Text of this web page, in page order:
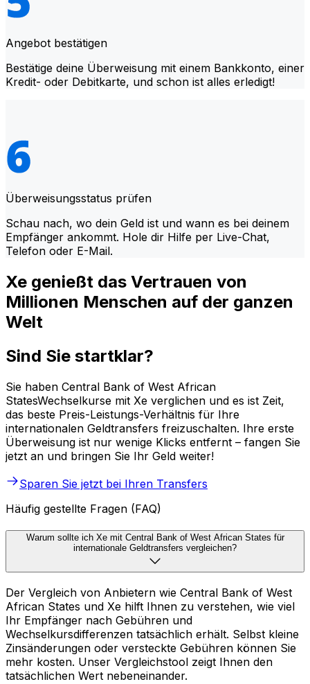
Angebot bestätigen
Bestätige deine Überweisung mit einem Bankkonto, einer
Kredit- oder Debitkarte, und schon ist alles erledigt!
Überweisungsstatus prüfen
Schau nach, wo dein Geld ist und wann es bei deinem
Empfänger ankommt. Hole dir Hilfe per Live-Chat,
Telefon oder E-Mail.
Xe genießt das Vertrauen von
Millionen Menschen auf der ganzen
Welt
Sind Sie startklar?
Sie haben Central Bank of West African
StatesWechselkurse mit Xe verglichen und es ist Zeit,
das beste Preis-Leistungs-Verhältnis für Ihre
internationalen Geldtransfers freizuschalten. Ihre erste
Überweisung ist nur wenige Klicks entfernt – fangen Sie
jetzt an und bringen Sie Ihr Geld weiter!
Sparen Sie jetzt bei Ihren Transfers
Häufig gestellte Fragen (FAQ)
Warum sollte ich Xe mit Central Bank of West African States für
internationale Geldtransfers vergleichen?
Der Vergleich von Anbietern wie Central Bank of West
African States und Xe hilft Ihnen zu verstehen, wie viel
Ihr Empfänger nach Gebühren und
Wechselkursdifferenzen tatsächlich erhält. Selbst kleine
Zinsänderungen oder versteckte Gebühren können Sie
mehr kosten. Unser Vergleichstool zeigt Ihnen den
tatsächlichen Wert nebeneinander.